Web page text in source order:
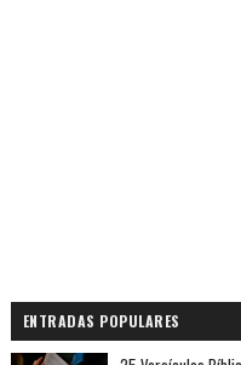
ENTRADAS POPULARES